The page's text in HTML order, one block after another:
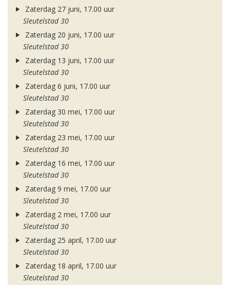
Zaterdag 27 juni, 17.00 uur
Sleutelstad 30
Zaterdag 20 juni, 17.00 uur
Sleutelstad 30
Zaterdag 13 juni, 17.00 uur
Sleutelstad 30
Zaterdag 6 juni, 17.00 uur
Sleutelstad 30
Zaterdag 30 mei, 17.00 uur
Sleutelstad 30
Zaterdag 23 mei, 17.00 uur
Sleutelstad 30
Zaterdag 16 mei, 17.00 uur
Sleutelstad 30
Zaterdag 9 mei, 17.00 uur
Sleutelstad 30
Zaterdag 2 mei, 17.00 uur
Sleutelstad 30
Zaterdag 25 april, 17.00 uur
Sleutelstad 30
Zaterdag 18 april, 17.00 uur
Sleutelstad 30